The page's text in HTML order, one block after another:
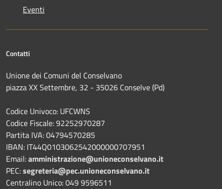
Eventi
Contatti
Unione dei Comuni del Conselvano
piazza XX Settembre, 32 - 35026 Conselve (Pd)
Codice Univoco: UFCWNS
Codice Fiscale: 92252970287
Partita IVA: 04794570285
IBAN: IT44Q0103062542000000707951
Email:amministrazione@unioneconselvano.it
PEC:segreteria@pec.unioneconselvano.it
Centralino Unico: 049 9596511